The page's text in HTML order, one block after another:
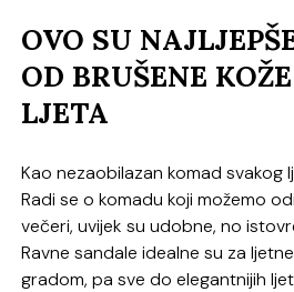
OVO SU
OD BRUŠENE
LJETA
Kao nezaobilazan komad svakog
Radi se o komadu koji možemo
večeri, uvijek su udobne, no
Ravne sandale idealne su za
gradom, pa sve do elegantnijih